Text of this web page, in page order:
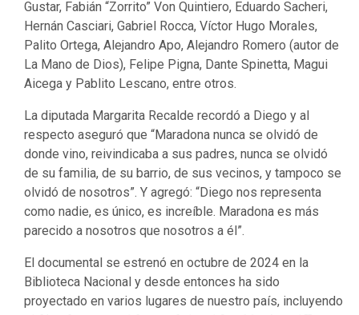
Gustar, Fabián “Zorrito” Von Quintiero, Eduardo Sacheri,
Hernán Casciari, Gabriel Rocca, Víctor Hugo Morales,
Palito Ortega, Alejandro Apo, Alejandro Romero (autor de
La Mano de Dios), Felipe Pigna, Dante Spinetta, Magui
Aicega y Pablito Lescano, entre otros.
La diputada Margarita Recalde recordó a Diego y al
respecto aseguró que “Maradona nunca se olvidó de
donde vino, reivindicaba a sus padres, nunca se olvidó
de su familia, de su barrio, de sus vecinos, y tampoco se
olvidó de nosotros”. Y agregó: “Diego nos representa
como nadie, es único, es increíble. Maradona es más
parecido a nosotros que nosotros a él”.
El documental se estrenó en octubre de 2024 en la
Biblioteca Nacional y desde entonces ha sido
proyectado en varios lugares de nuestro país, incluyendo